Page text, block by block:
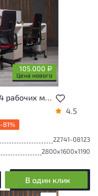
105.000 Р
Цена нового
к новому,
Бенч система на 4 рабочих места ERGOLINE 2800x1600x1190 мм ДСП Ясень шимо Беларусь
4.5
-81%
22741-08123
2800x1600x1190
В один клик